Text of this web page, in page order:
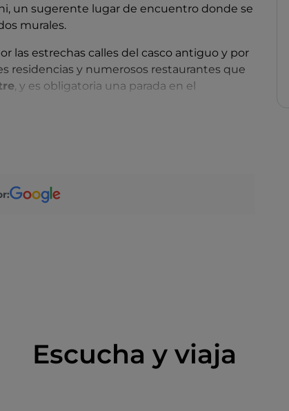
un sugerente lugar de encuentro donde se
murales.
las estrechas calles del casco antiguo y por
residencias y numerosos restaurantes que
, y es obligatoria una parada en el
pomelos, pamplemusas, cidros,
Escucha y viaja